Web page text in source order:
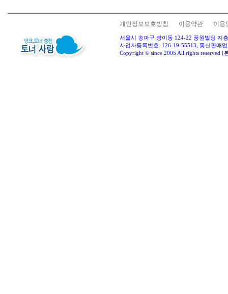
개인정보보호방침 이용약관 이용
서울시 송파구 방이동 124-22 풍원빌딩 지
사업자등록번호: 126-19-55513, 통신판매
Copyright © since 2005 All rights reserved